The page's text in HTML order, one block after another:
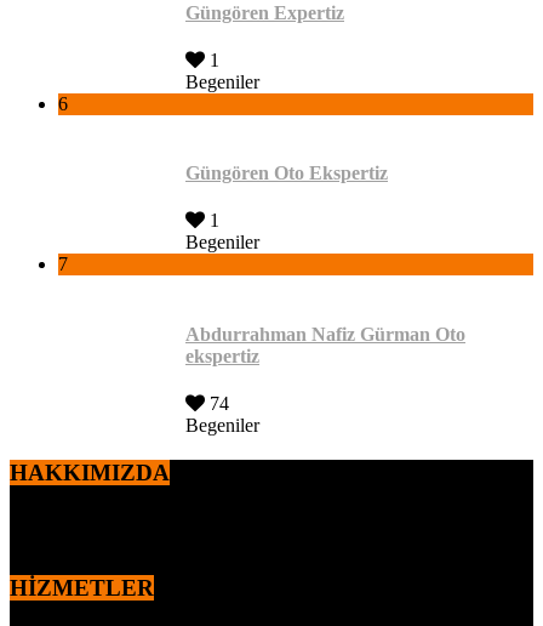
Güngören Expertiz
1
Begeniler
6
Güngören Oto Ekspertiz
1
Begeniler
7
Abdurrahman Nafiz Gürman Oto
ekspertiz
74
Begeniler
HAKKIMIZDA
HİZMETLER